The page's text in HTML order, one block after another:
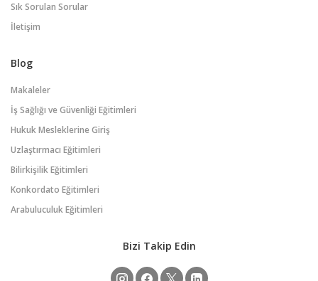
Sık Sorulan Sorular
İletişim
Blog
Makaleler
İş Sağlığı ve Güvenliği Eğitimleri
Hukuk Mesleklerine Giriş
Uzlaştırmacı Eğitimleri
Bilirkişilik Eğitimleri
Konkordato Eğitimleri
Arabuluculuk Eğitimleri
Bizi Takip Edin